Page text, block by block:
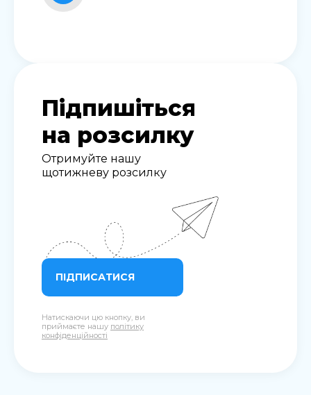
Підпишіться
на розсилку
Отримуйте нашу
щотижневу розсилку
ПІДПИСАТИСЯ
Натискаючи цю кнопку, ви
приймаєте нашу політику
конфіденційності